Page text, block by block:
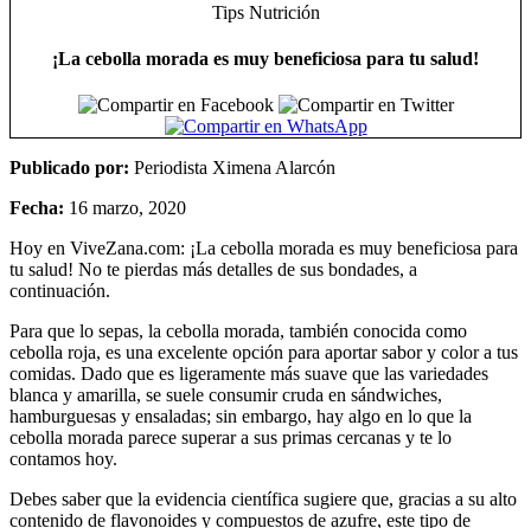
Tips Nutrición
¡La cebolla morada es muy beneficiosa para tu salud!
Publicado por: Periodista Ximena Alarcón
Fecha: 16 marzo, 2020
Hoy en ViveZana.com: ¡La cebolla morada es muy beneficiosa para
tu salud! No te pierdas más detalles de sus bondades, a
continuación.
Para que lo sepas, la cebolla morada, también conocida como
cebolla roja, es una excelente opción para aportar sabor y color a tus
comidas. Dado que es ligeramente más suave que las variedades
blanca y amarilla, se suele consumir cruda en sándwiches,
hamburguesas y ensaladas; sin embargo, hay algo en lo que la
cebolla morada parece superar a sus primas cercanas y te lo
contamos hoy.
Debes saber que la evidencia científica sugiere que, gracias a su alto
contenido de flavonoides y compuestos de azufre, este tipo de